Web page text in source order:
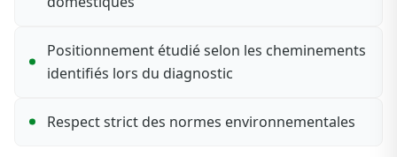
Positionnement étudié selon les cheminements
identifiés lors du diagnostic
Respect strict des normes environnementales